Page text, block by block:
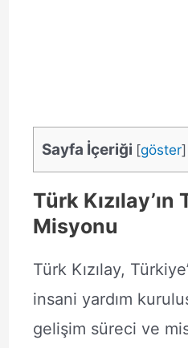
Sayfa İçeriği [göster]
Türk
Misyonu
Türk Kızılay,
insani yardım
gelişim süreci ve